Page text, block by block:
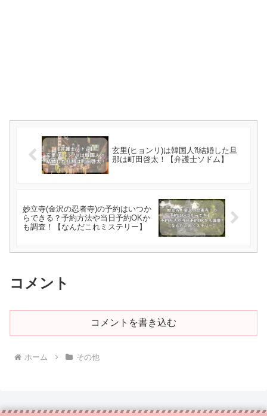
玄里(ヒョンリ)は韓国人⁈結婚した旦
那は町田啓太！【弁護士ソドム】
妙立寺(金沢の忍者寺)の予約はいつか
らできる？予約方法や当日予約OKか
も調査！【なんだこれミステリー】
コメント
コメントを書き込む
ホーム その他